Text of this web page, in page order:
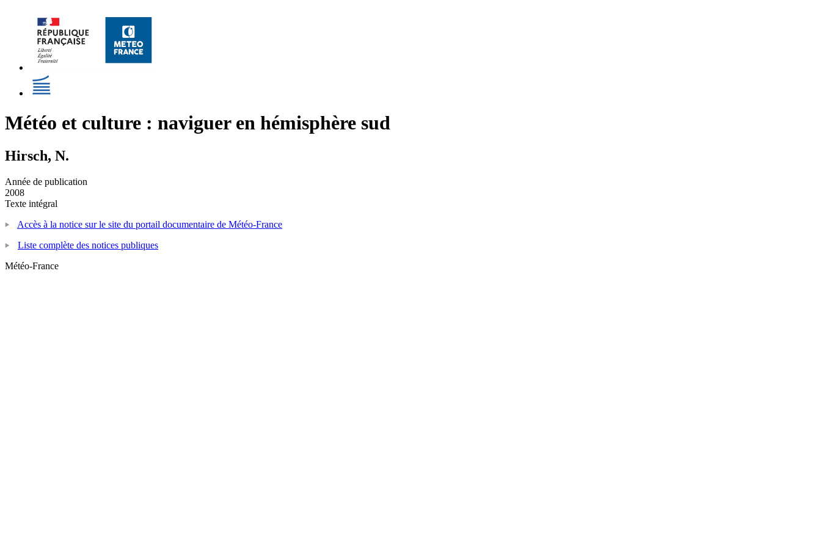
Météo et culture : naviguer en hémisphère sud
Hirsch, N.
Année de publication
2008
Texte intégral
Accès à la notice sur le site du portail documentaire de Météo-France
Liste complète des notices publiques
Météo-France